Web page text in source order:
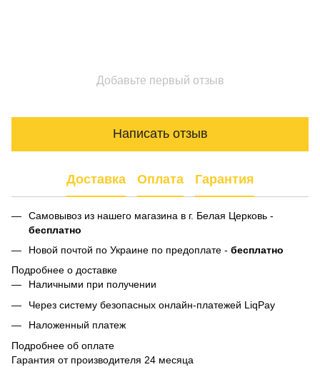
Добавьте первый отзыв
Написать отзыв
Доставка Оплата Гарантия
Самовывоз из нашего магазина в г. Белая Церковь -
бесплатно
Новой почтой по Украине по предоплате - бесплатно
Подробнее о доставке
Наличными при получении
Через систему безопасных онлайн-платежей LiqPay
Наложенный платеж
Подробнее об оплате
Гарантия от производителя 24 месяца